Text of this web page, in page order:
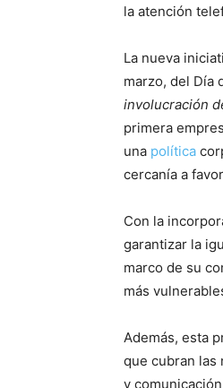
la atención
La nueva
marzo, del Día
involucración
primera
una política
cercanía a
Con la
garantizar la
marco de su
más
Además, esta
que cubran las
y